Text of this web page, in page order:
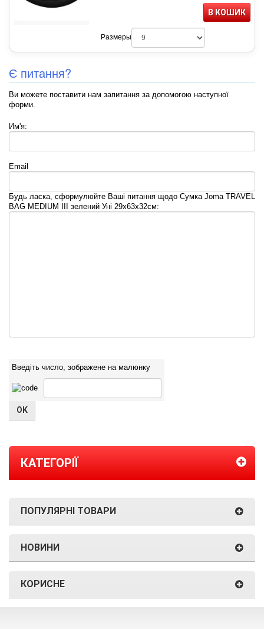
В КОШИК
Размеры
Є питання?
Ви можете поставити нам запитання за допомогою наступної
форми.
Им'я:
Email
Будь ласка, сформулюйте Ваші питання щодо Сумка Joma TRAVEL
BAG MEDIUM III зелений Уні 29х63х32см:
Введіть число, зображене на малюнку
КАТЕГОРІЇ
ПОПУЛЯРНІ ТОВАРИ
НОВИНИ
КОРИСНЕ